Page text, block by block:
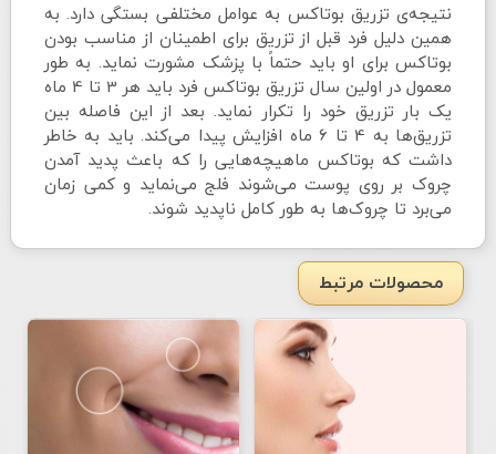
نتیجه‌ی تزریق بوتاکس به عوامل مختلفی بستگی دارد. به
همین دلیل فرد قبل از تزریق برای اطمینان از مناسب بودن
بوتاکس برای او باید حتماً با پزشک مشورت نماید. به طور
معمول در اولین سال تزریق بوتاکس فرد باید هر 3 تا 4 ماه
یک بار تزریق خود را تکرار نماید. بعد از این فاصله بین
تزریق‌ها به 4 تا 6 ماه افزایش پیدا می‌کند. باید به خاطر
داشت که بوتاکس ماهیچه‌هایی را که باعث پدید آمدن
چروک بر روی پوست می‌شوند فلج می‌نماید و کمی زمان
می‌برد تا چروک‌ها به طور کامل ناپدید شوند.
محصولات مرتبط